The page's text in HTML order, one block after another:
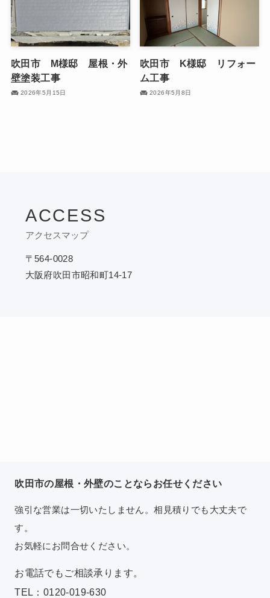
吹田市 M様邸 屋根・外
壁塗装工事
2026年5月15日
吹田市 K様邸 リフォー
ム工事
2026年5月8日
ACCESS
アクセスマップ
〒564-0028
大阪府吹田市昭和町14-17
吹田市の屋根・外壁のことならお任せください
強引な営業は一切いたしません。相見積りでも大丈夫で
す。
お気軽にお問合せください。
お電話でもご相談承ります。
TEL：0120-019-630